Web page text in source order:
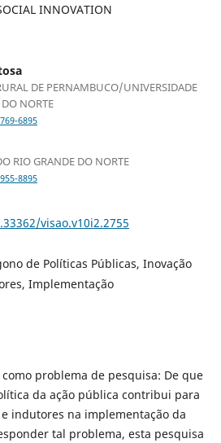
INNOVATION
DE PERNAMBUCO/UNIVERSIDADE
NORTE
6895
RIO GRANDE DO NORTE
8895
visao.v10i2.2755
de Políticas Públicas, Inovação
Implementação
problema de pesquisa: De que
da ação pública contribui para
indutores na implementação da
tal problema, esta pesquisa